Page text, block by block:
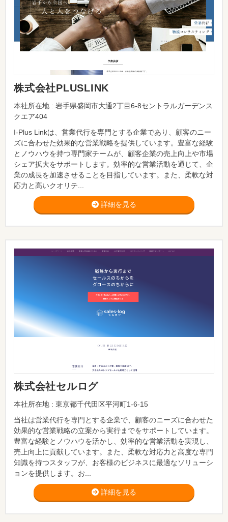
株式会社PLUSLINK
本社所在地 : 岩手県盛岡市大通2丁目6-8セントラルガーデンス
クエア404
I-Plus Linkは、営業代行を専門とする企業であり、顧客のニー
ズに合わせた効果的な営業戦略を提供しています。豊富な経験
とノウハウを持つ専門家チームが、顧客企業の売上向上や市場
シェア拡大をサポートします。効率的な営業活動を通じて、企
業の成長を加速させることを目指しています。また、柔軟な対
応力と高いクオリテ...
詳細を見る
株式会社セルログ
本社所在地 : 東京都千代田区平河町1-6-15
当社は営業代行を専門とする企業で、顧客のニーズに合わせた
効果的な営業戦略の立案から実行までをサポートしています。
豊富な経験とノウハウを活かし、効率的な営業活動を実現し、
売上向上に貢献しています。また、柔軟な対応力と高度な専門
知識を持つスタッフが、お客様のビジネスに最適なソリューシ
ョンを提供します。お...
詳細を見る